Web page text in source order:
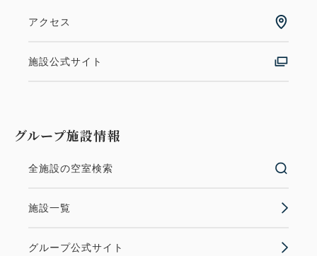
アクセス
施設公式サイト
グループ施設情報
全施設の空室検索
施設一覧
グループ公式サイト